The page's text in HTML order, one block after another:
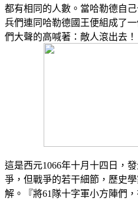
都有相同的人數。當哈勒德自
兵們連同哈勒德國王便組成了
們大聲的高喊著：敵人滾出去！
這是西元1066年十月十四日，
爭，但戰爭的若干細節，歷史
解。『將61隊十字軍小方陣們